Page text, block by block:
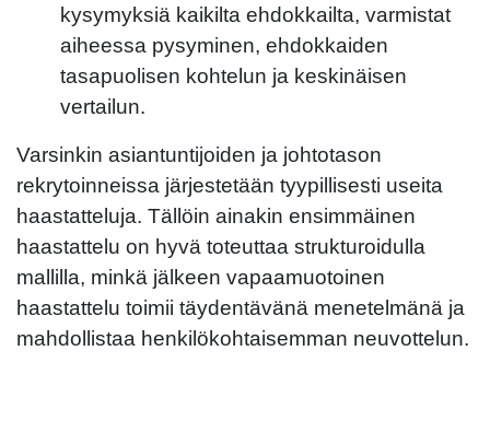
kysymyksiä kaikilta ehdokkailta, varmistat
aiheessa pysyminen, ehdokkaiden
tasapuolisen kohtelun ja keskinäisen
vertailun.
Varsinkin asiantuntijoiden ja johtotason
rekrytoinneissa järjestetään tyypillisesti useita
haastatteluja. Tällöin ainakin ensimmäinen
haastattelu on hyvä toteuttaa strukturoidulla
mallilla, minkä jälkeen vapaamuotoinen
haastattelu toimii täydentävänä menetelmänä ja
mahdollistaa henkilökohtaisemman neuvottelun.